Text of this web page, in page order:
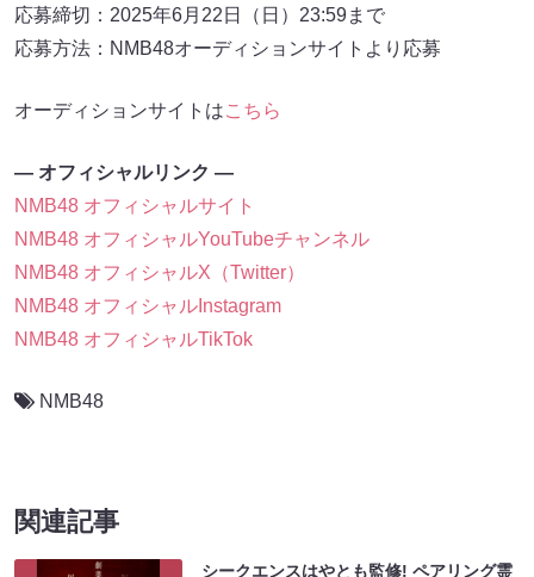
応募締切：2025年6月22日（日）23:59まで
応募方法：NMB48オーディションサイトより応募
オーディションサイトはこちら
― オフィシャルリンク ―
NMB48 オフィシャルサイト
NMB48 オフィシャルYouTubeチャンネル
NMB48 オフィシャルX（Twitter）
NMB48 オフィシャルInstagram
NMB48 オフィシャルTikTok
NMB48
関連記事
シークエンスはやとも監修! ペアリング霊